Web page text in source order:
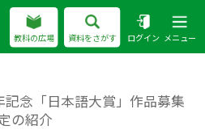
教科の広場 資料をさがす ログイン メニュー
念「日本語大賞」作品募集
の紹介